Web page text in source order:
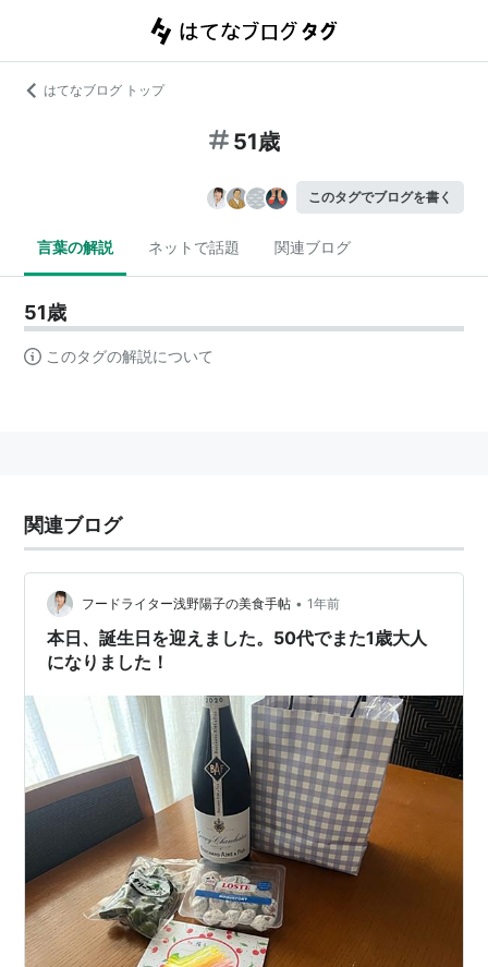
はてなブログ トップ
51歳
このタグでブログを書く
言葉の解説 ネットで話題 関連ブログ
51歳
このタグの解説について
関連ブログ
フードライター浅野陽子の美食手帖 • 1年前
本日、誕生日を迎えました。50代でまた1歳大人
になりました！